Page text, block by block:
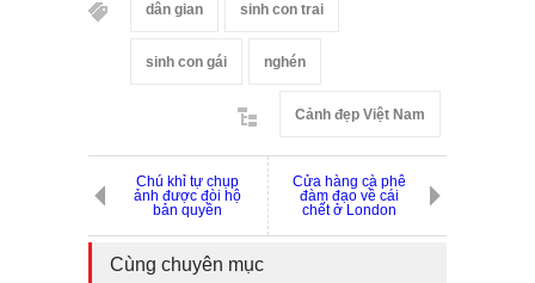
dân gian sinh con trai
sinh con gái nghén
Cảnh đẹp Việt Nam
Chú khỉ tự chụp
ảnh được đòi hộ
bản quyền
Cửa hàng cà phê
đàm đạo về cái
chết ở London
Cùng chuyên mục